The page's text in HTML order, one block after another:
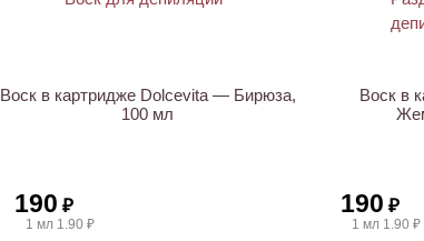
Воск в картридже Dolcevita — Бирюза,
100 мл
190 ₽
1 мл 1.90 ₽
Воск в
190 ₽
1 мл 1.90 ₽